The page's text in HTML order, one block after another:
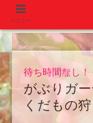
待ち時間無し！
がぶりガ
くだもの
メニュー